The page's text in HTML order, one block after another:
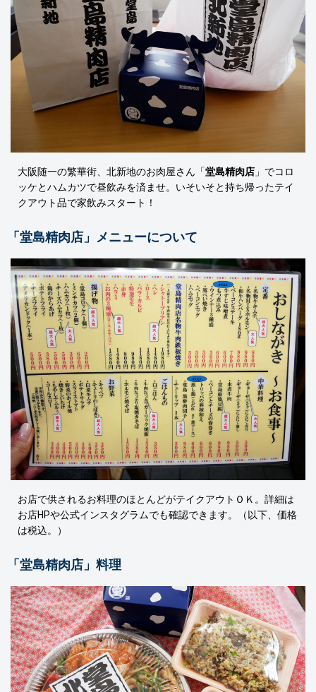
大阪随一の繁華街、北新地のお肉屋さん「堂島精肉店 」でコロ
ッケとハムカツで昼飲みを済ませ。いそいそと持ち帰ったテイ
クアウト品で家飲みスタート！
「堂島精肉店」メニューについて
お店で供されるお料理のほとんどがテイクアウトＯＫ。詳細は
お店HPや公式インスタグラムでも確認できます。（以下、価格
は税込。）
「堂島精肉店」料理